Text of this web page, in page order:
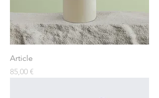
Article
Prix
85,00 €